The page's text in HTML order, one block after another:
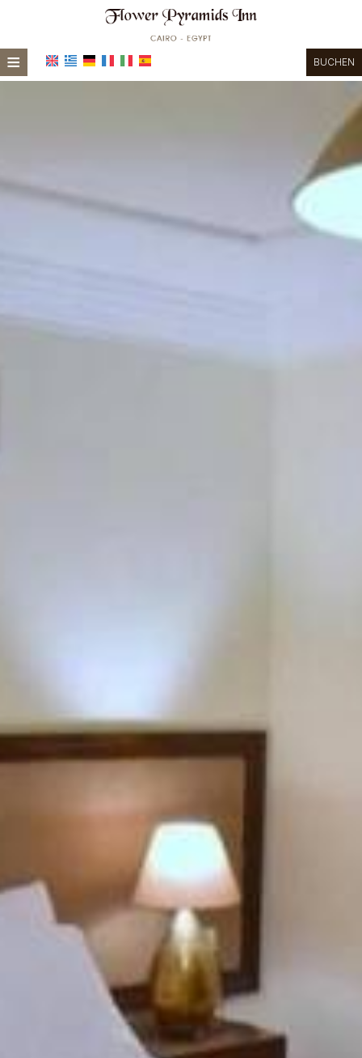
≡ BUCHEN
FOTOGALLERIE